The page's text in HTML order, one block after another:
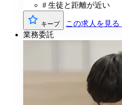
# 生徒と距離が近い
キープ この求人を見る
業務委託